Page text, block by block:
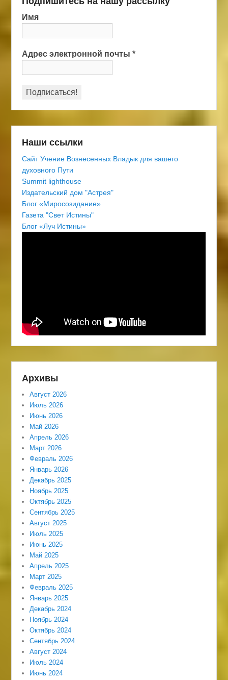
Имя
Адрес электронной почты*
Наши ссылки
Сайт Учение Вознесенных Владык для вашего
духовного Пути
Summit lighthouse
Издательский дом "Астрея"
Блог «Миросозидание»
Газета "Свет Истины"
Блог «Луч Истины»
Архивы
Август 2026
Июль 2026
Июнь 2026
Май 2026
Апрель 2026
Март 2026
Февраль 2026
Январь 2026
Декабрь 2025
Ноябрь 2025
Октябрь 2025
Сентябрь 2025
Август 2025
Июль 2025
Июнь 2025
Май 2025
Апрель 2025
Март 2025
Февраль 2025
Январь 2025
Декабрь 2024
Ноябрь 2024
Октябрь 2024
Сентябрь 2024
Август 2024
Июль 2024
Июнь 2024